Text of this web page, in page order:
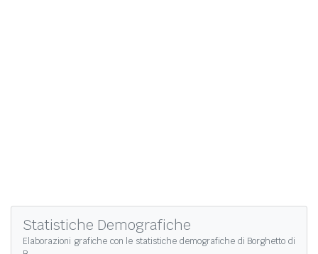
Statistiche Demografiche
Elaborazioni grafiche con le statistiche demografiche di Borghetto di